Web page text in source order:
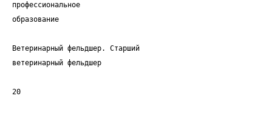
профессиональное
образование
Ветеринарный фельдшер. Старший
ветеринарный фельдшер
20